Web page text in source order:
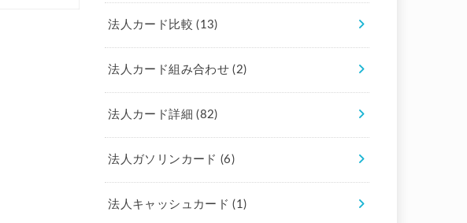
法人カード比較(13)
法人カード組み合わせ(2)
法人カード詳細(82)
法人ガソリンカード (6)
法人キャッシュカード(1)